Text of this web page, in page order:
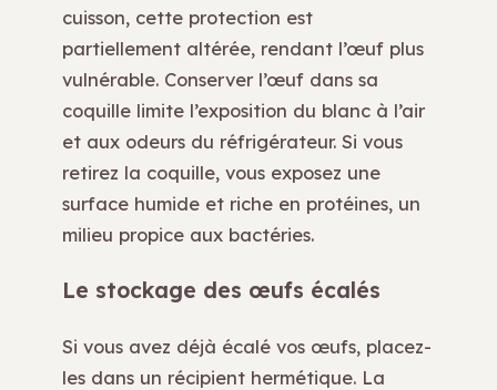
cuisson, cette protection est
partiellement altérée, rendant l’œuf plus
vulnérable. Conserver l’œuf dans sa
coquille limite l’exposition du blanc à l’air
et aux odeurs du réfrigérateur. Si vous
retirez la coquille, vous exposez une
surface humide et riche en protéines, un
milieu propice aux bactéries.
Le stockage des œufs écalés
Si vous avez déjà écalé vos œufs, placez-
les dans un récipient hermétique. La